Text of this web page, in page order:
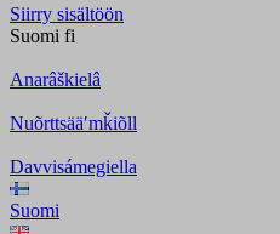
Siirry sisältöön
Suomi fi
Anarâškielâ
Nuõrttsääʹmǩiõll
Davvisámegiella
Suomi